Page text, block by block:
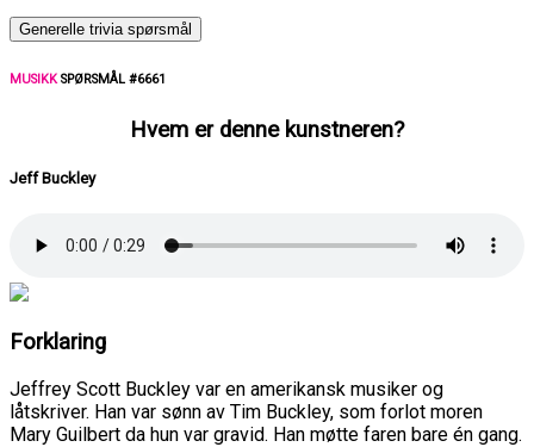
Generelle trivia spørsmål
MUSIKKSPØRSMÅL #6661
Hvem er denne kunstneren?
Jeff Buckley
Forklaring
Jeffrey Scott Buckley var en amerikansk musiker og
låtskriver. Han var sønn av Tim Buckley, som forlot moren
Mary Guilbert da hun var gravid. Han møtte faren bare én gang.